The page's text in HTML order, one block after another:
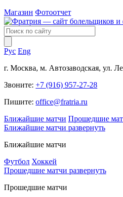
Магазин Фотоотчет
Рус Eng
г. Москва, м. Автозаводская, ул.
Звоните: +7 (916) 957-27-28
Пишите: office@fratria.ru
Ближайшие матчи Прошедшие
Ближайшие матчи развернуть
Ближайшие матчи
Футбол Хоккей
Прошедшие матчи развернуть
Прошедшие матчи